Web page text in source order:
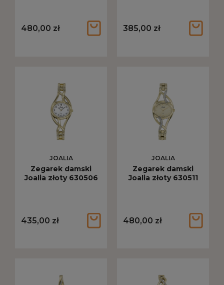
480,00 zł 385,00 zł
JOALIA
Zegarek damski
Joalia złoty 630506
435,00 zł
JOALIA
Zegarek damski
Joalia złoty 630511
480,00 zł